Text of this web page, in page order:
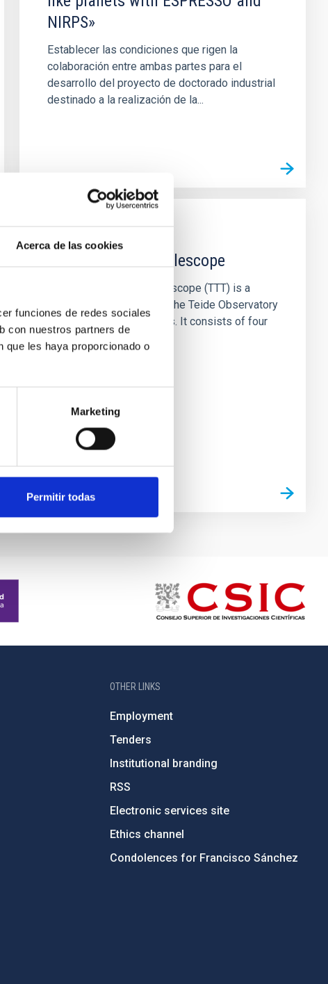
Acerca de las cookies
funciones de redes sociales
con nuestros partners de
que les haya proporcionado o
Marketing
Permitir todas
NIRPS»
Establecer las condiciones que rigen la
colaboración entre ambas partes para el
desarrollo del proyecto de doctorado industrial
destinado a la realización de la...
Two-meter Twin Telescope
The Two-meter Twin Telescope (TTT) is a
robotic facility located at the Teide Observatory
in Tenerife, Canary Islands. It consists of four
telescopes in total...
OTHER LINKS
Employment
Tenders
Institutional branding
RSS
Electronic services site
Ethics channel
Condolences for Francisco Sánchez